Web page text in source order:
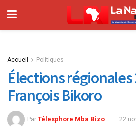
Accueil Politiques
Élections régionales
François Bikoro
Par Télesphore Mba Bizo 22